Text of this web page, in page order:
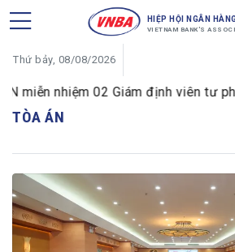
HIỆP HỘI NGÂN
VIETNAM BANK'S
Thứ bảy, 08/08/2026
miễn nhiệm 02 Giám định viên tư
TÒA ÁN